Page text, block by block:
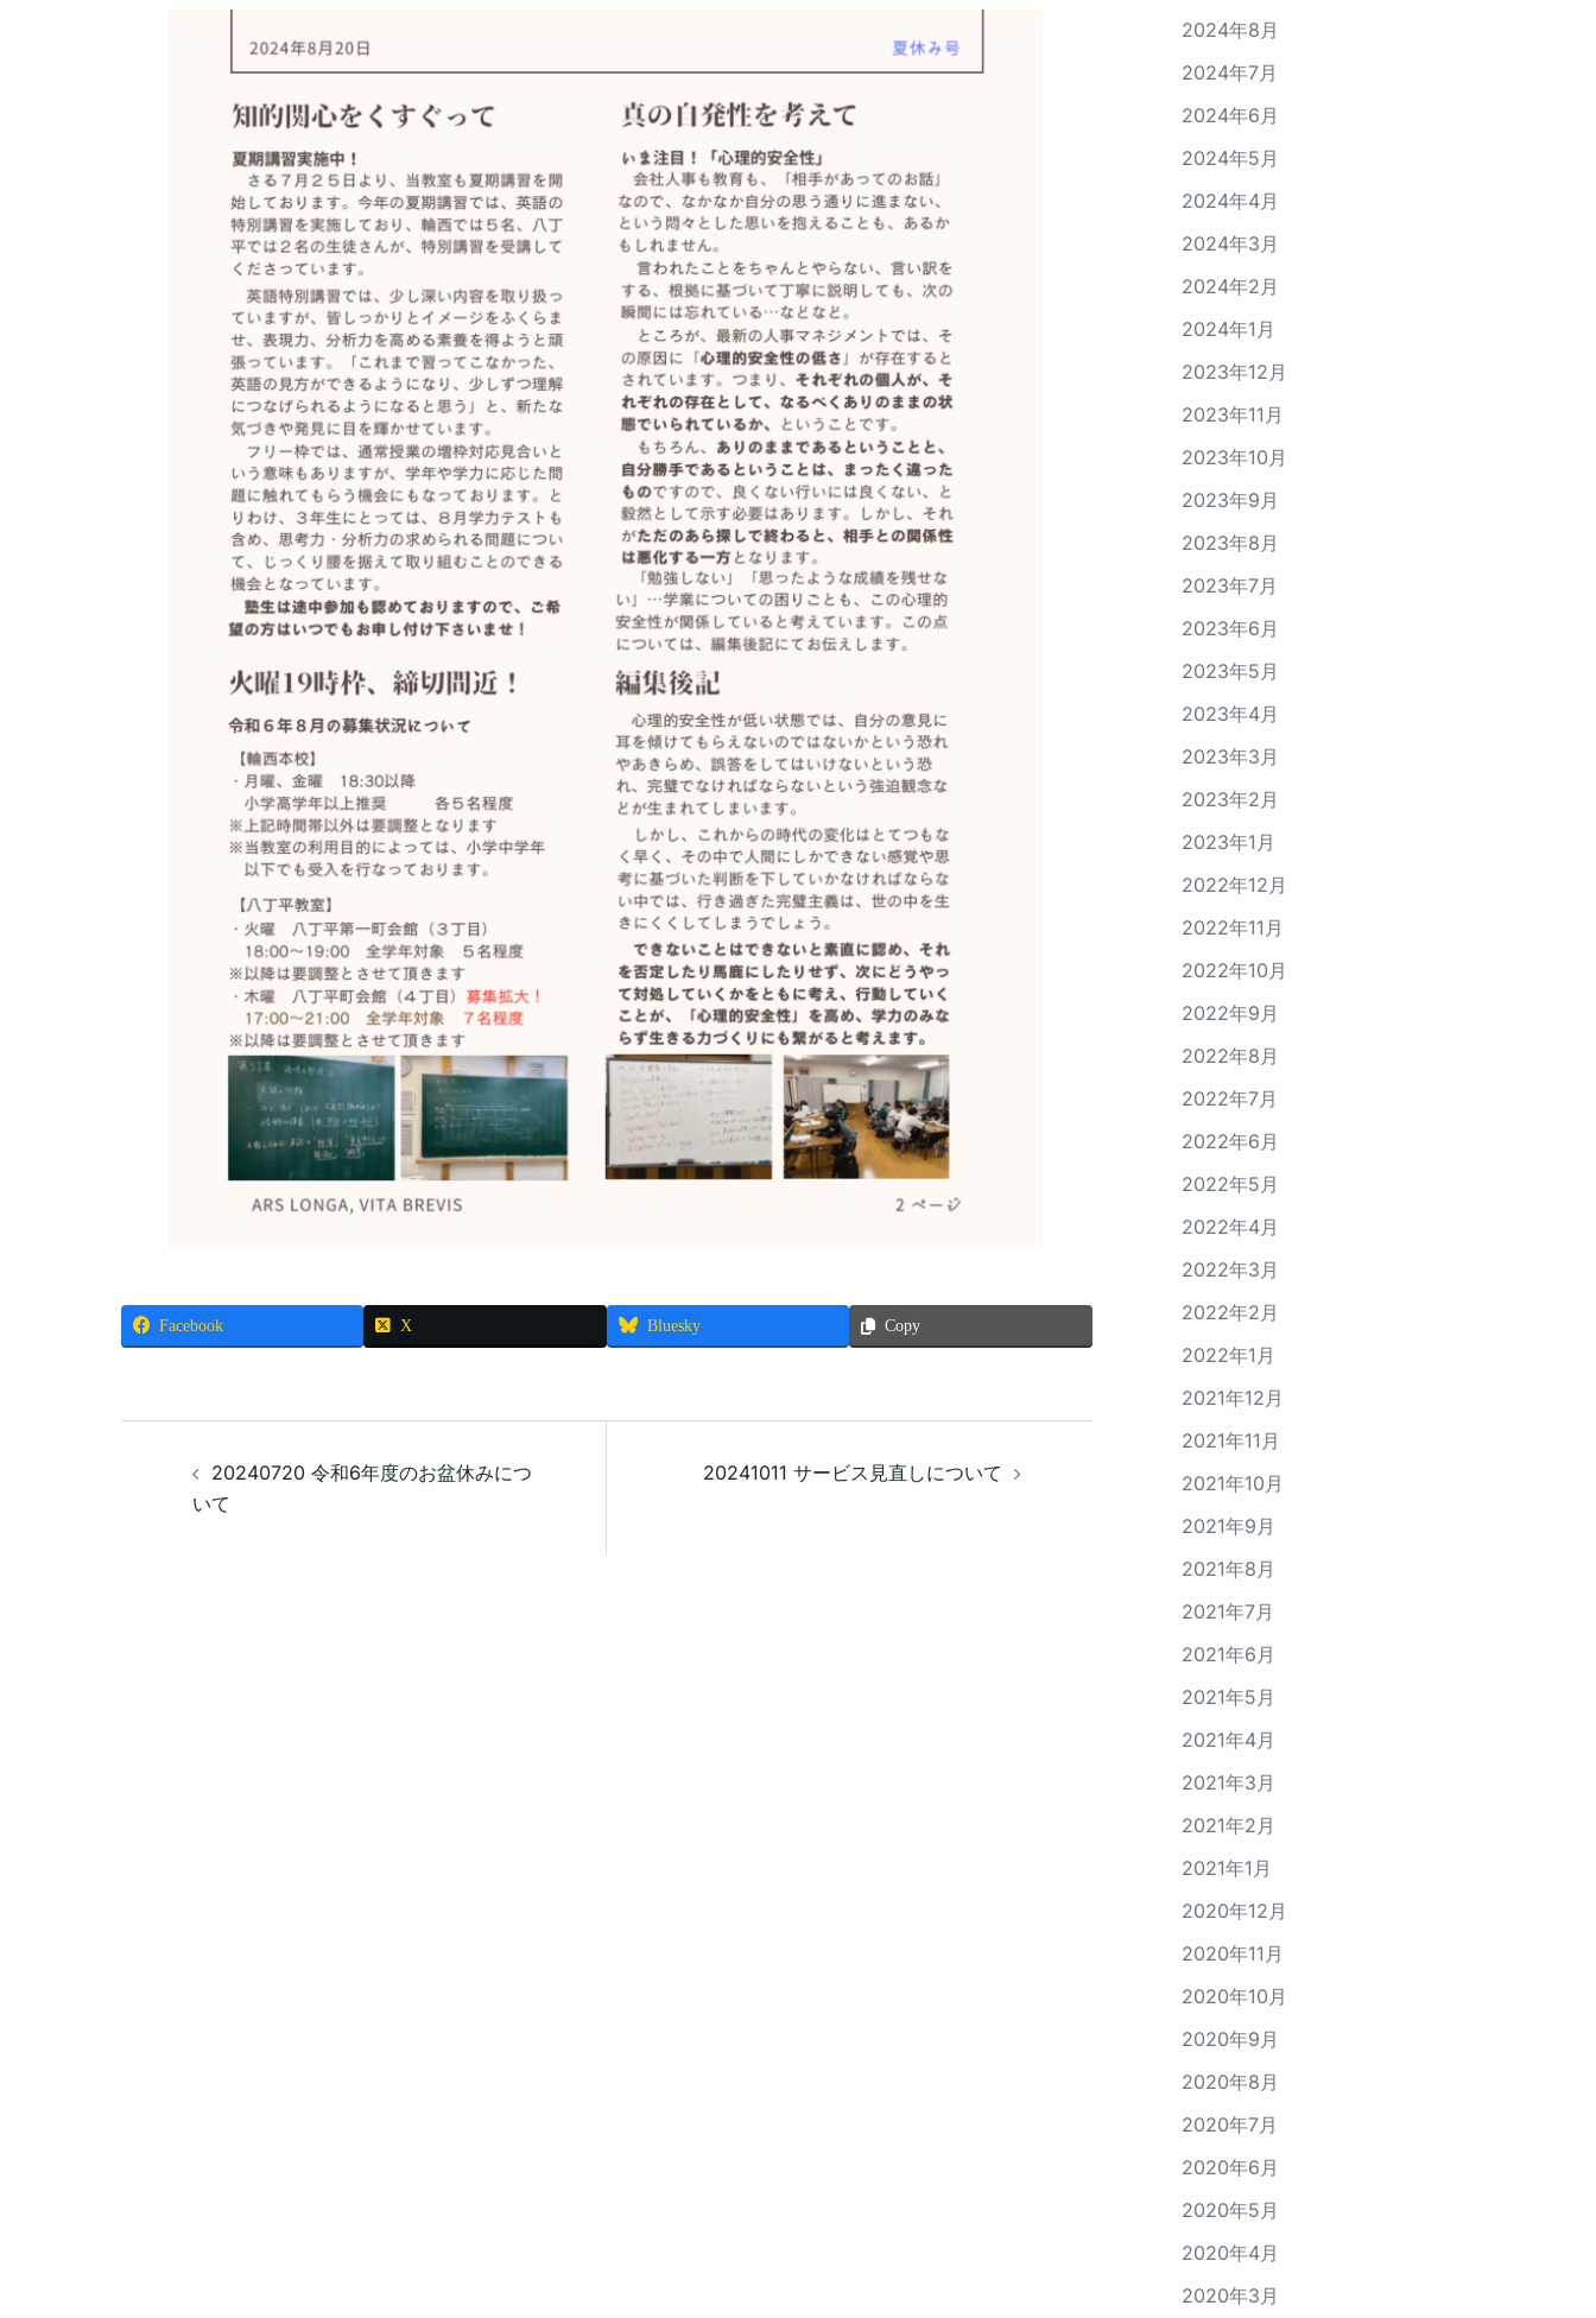
Facebook X Bluesky Copy
20240720 令和6年度のお盆休みにつ
いて
20241011 サービス見直しについて
2024年8月
2024年7月
2024年6月
2024年5月
2024年4月
2024年3月
2024年2月
2024年1月
2023年12月
2023年11月
2023年10月
2023年9月
2023年8月
2023年7月
2023年6月
2023年5月
2023年4月
2023年3月
2023年2月
2023年1月
2022年12月
2022年11月
2022年10月
2022年9月
2022年8月
2022年7月
2022年6月
2022年5月
2022年4月
2022年3月
2022年2月
2022年1月
2021年12月
2021年11月
2021年10月
2021年9月
2021年8月
2021年7月
2021年6月
2021年5月
2021年4月
2021年3月
2021年2月
2021年1月
2020年12月
2020年11月
2020年10月
2020年9月
2020年8月
2020年7月
2020年6月
2020年5月
2020年4月
2020年3月